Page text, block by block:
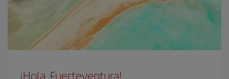
¡Hola, Fuerteventura!